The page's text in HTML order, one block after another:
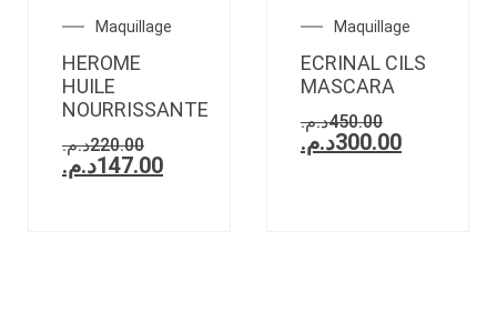
Maquillage
HEROME
HUILE
NOURRISSANTE
220.00د.م.
147.00د.م.
Maquillage
ECRINAL CILS
MASCARA
450.00د.م.
300.00د.م.